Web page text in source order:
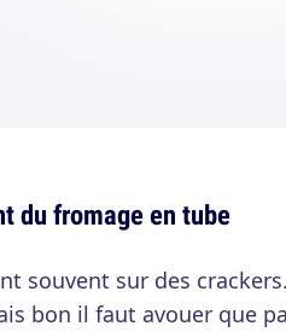
du fromage en tube
souvent sur des
bon il faut avouer que